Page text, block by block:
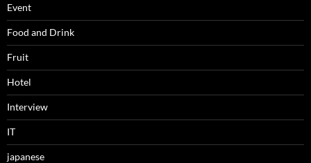
Event
Food and Drink
Fruit
Hotel
Interview
IT
japanese